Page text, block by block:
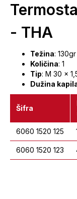
- THA
Težina: 130gr
Količina: 1
Tip: M 30 x
Dužina
Šifra
6060 1520 125
6060 1520 123